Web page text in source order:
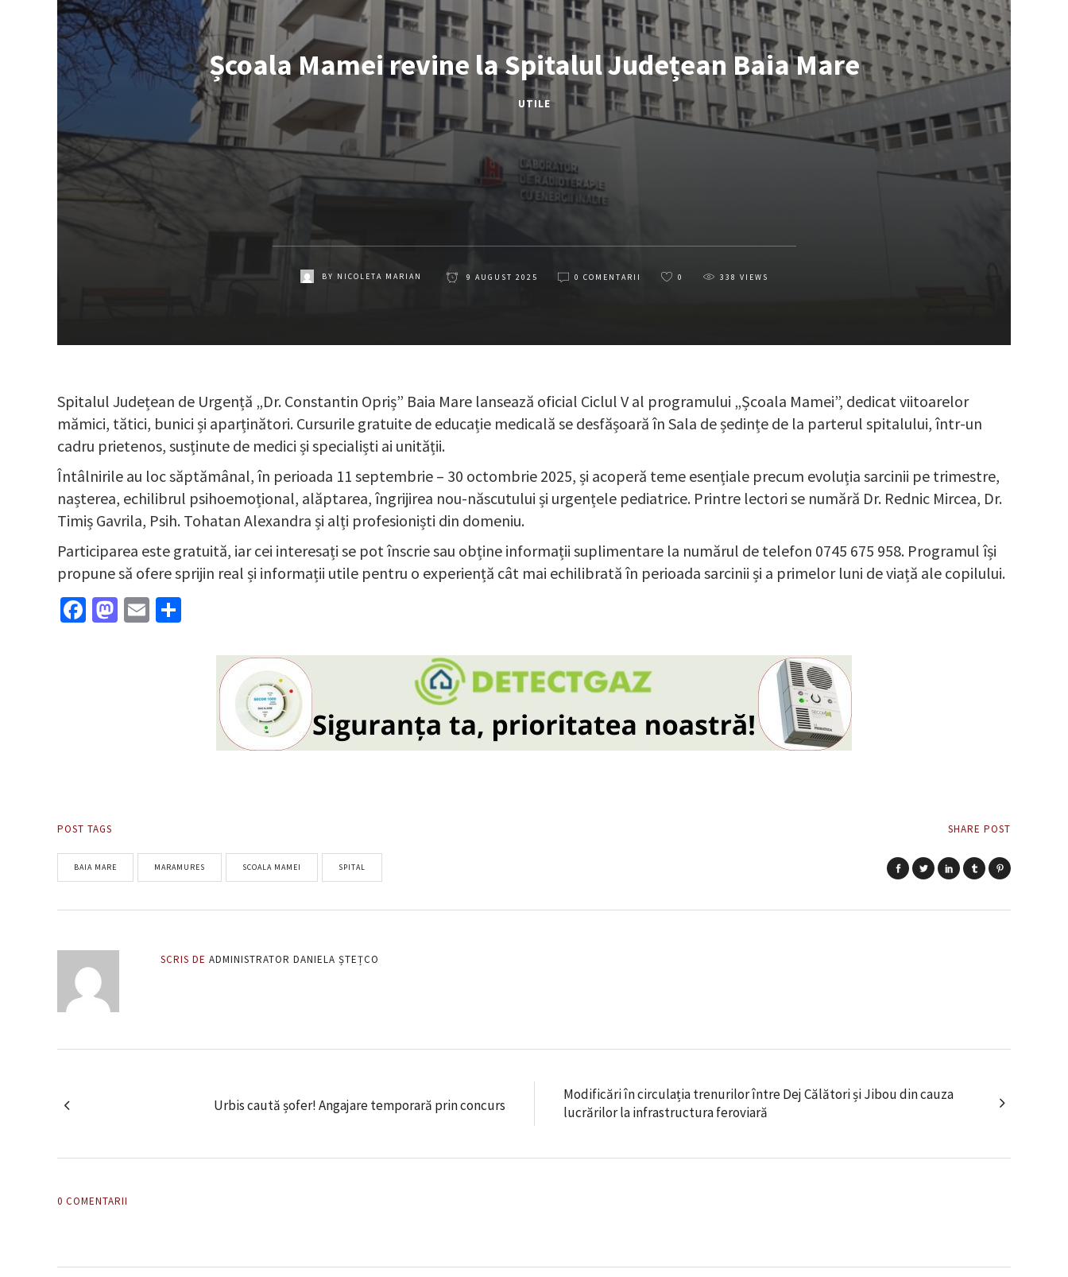
Școala Mamei revine la Spitalul Județean Baia Mare
UTILE
BY NICOLETA MARIAN 9 AUGUST 2025 0 COMENTARII 0 338 VIEWS
Spitalul Județean de Urgență „Dr. Constantin Opriș” Baia Mare lansează oficial Ciclul V al programului „Școala Mamei”, dedicat viitoarelor
mămici, tătici, bunici și aparținători. Cursurile gratuite de educație medicală se desfășoară în Sala de ședințe de la parterul spitalului, într-un
cadru prietenos, susținute de medici și specialiști ai unității.
Întâlnirile au loc săptămânal, în perioada 11 septembrie – 30 octombrie 2025, și acoperă teme esențiale precum evoluția sarcinii pe trimestre,
nașterea, echilibrul psihoemoțional, alăptarea, îngrijirea nou-născutului și urgențele pediatrice. Printre lectori se numără Dr. Rednic Mircea, Dr.
Timiș Gavrila, Psih. Tohatan Alexandra și alți profesioniști din domeniu.
Participarea este gratuită, iar cei interesați se pot înscrie sau obține informații suplimentare la numărul de telefon 0745 675 958. Programul își
propune să ofere sprijin real și informații utile pentru o experiență cât mai echilibrată în perioada sarcinii și a primelor luni de viață ale copilului.
Facebook
Mastodon
Email
POST TAGS
BAIA MARE MARAMURES SCOALA MAMEI SPITAL
SHARE POST
SCRIS DE ADMINISTRATOR DANIELA ȘTEȚCO
Urbis caută șofer! Angajare temporară prin concurs
Modificări în circulația trenurilor între Dej Călători și Jibou din cauza
lucrărilor la infrastructura feroviară
0 COMENTARII